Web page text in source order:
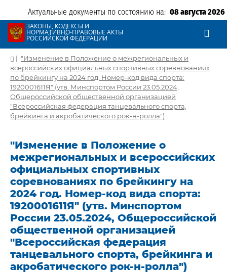
Актуальные документы по состоянию на: 08 августа 2026
ЗАКОНЫ, КОДЕКСЫ И
НОРМАТИВНО-ПРАВОВЫЕ АКТЫ
РОССИЙСКОЙ ФЕДЕРАЦИИ
| "Изменение в Положение о межрегиональных и
всероссийских официальных спортивных соревнованиях
по брейкингу на 2024 год. Номер-код вида спорта:
1920001611Я" (утв. Минспортом России 23.05.2024,
Общероссийской общественной организацией
"Всероссийская федерация танцевального спорта,
брейкинга и акробатического рок-н-ролла")
"Изменение в Положение о
межрегиональных и всероссийских
официальных спортивных
соревнованиях по брейкингу на
2024 год. Номер-код вида спорта:
1920001611Я" (утв. Минспортом
России 23.05.2024, Общероссийской
общественной организацией
"Всероссийская федерация
танцевального спорта, брейкинга и
акробатического рок-н-ролла")